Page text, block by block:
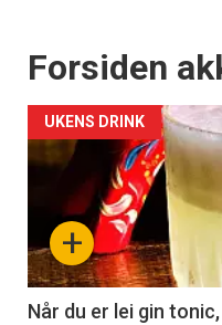
Forsiden
+
UKENS DRINK
Når du er lei gin